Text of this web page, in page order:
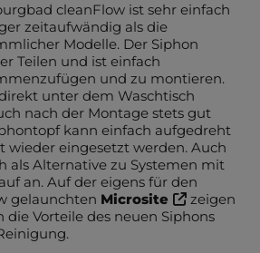
cleanFlow ist sehr einfach
zeitaufwändig als die
Modelle. Der Siphon
Teilen und ist einfach
und zu montieren.
unter dem Waschtisch
nach der Montage stets gut
kann einfach aufgedreht
wieder eingesetzt werden. Auch
als Alternative zu Systemen mit
an. Auf der eigens für den
gelaunchten Microsite
zeigen
die Vorteile des neuen Siphons